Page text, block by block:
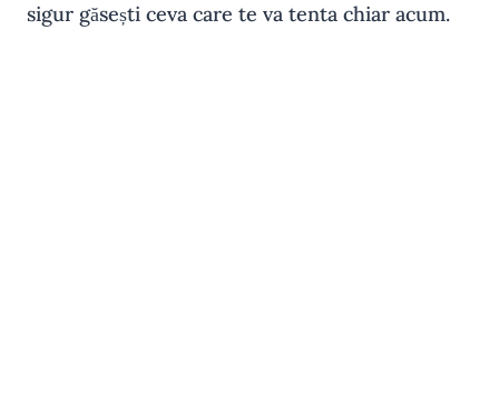
sigur găsești ceva care te va tenta chiar acum.